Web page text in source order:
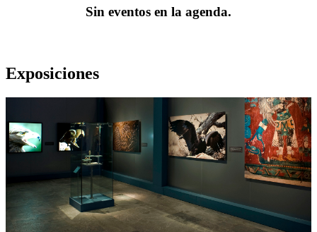
Sin eventos en la agenda.
Exposiciones